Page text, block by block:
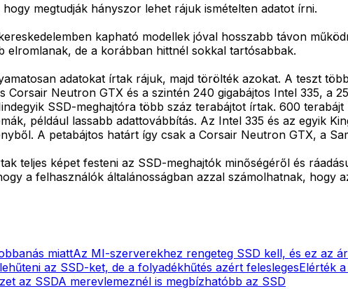
megtudják hányszor lehet rájuk ismételten adatot írni.
kapható modellek jóval hosszabb távon
de a korábban hittnél sokkal tartósabbak.
adatokat írtak rájuk, majd törölték azokat. A teszt
Neutron GTX és a szintén 240 gigabájtos Intel 335, a
SSD-meghajtóra több száz terabájtot írtak. 600
például lassabb adattovábbítás. Az Intel 335 és az egyik
A petabájtos határt így csak a Corsair Neutron GTX, a
teljes képet festeni az SSD-meghajtók minőségéről és
a felhasználók általánosságban azzal számolhatnak, hogy
miattAz MI-szerverekhez rengeteg SSD kell, és ez az
az SSD-ket, de a folyadékhűtés azért feleslegesElérték
az SSDA merevlemeznél is megbízhatóbb az SSD